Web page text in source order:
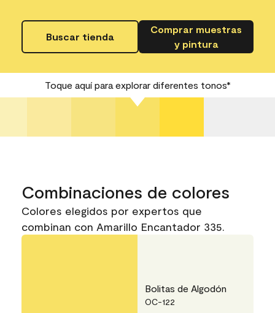
Buscar tienda
Comprar muestras
y pintura
Toque aquí para explorar diferentes tonos*
Combinaciones de colores
Colores elegidos por expertos que
combinan con Amarillo Encantador 335.
Bolitas de Algodón
OC-122